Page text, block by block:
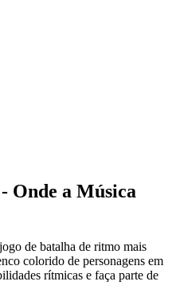
Onde a Música
de batalha de ritmo mais
colorido de personagens em
rítmicas e faça parte de